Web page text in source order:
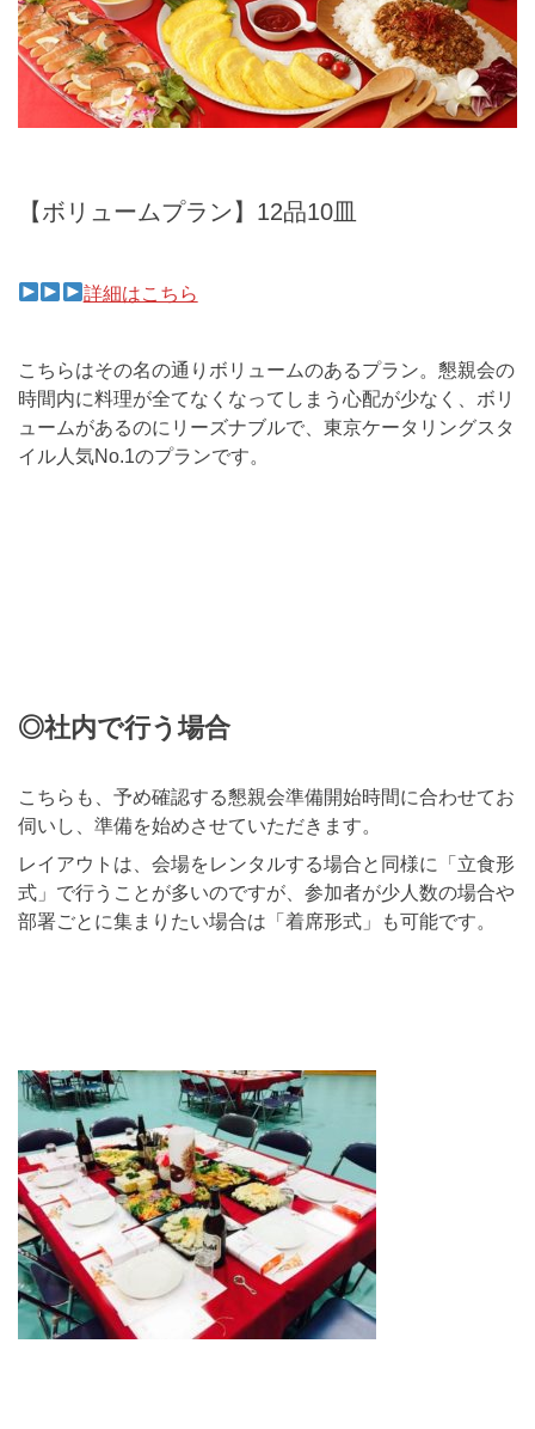
【ボリュームプラン】12品10皿
詳細はこちら
こちらはその名の通りボリュームのあるプラン。懇親会の
時間内に料理が全てなくなってしまう心配が少なく、ボリ
ュームがあるのにリーズナブルで、東京ケータリングスタ
イル人気No.1のプランです。
◎社内で行う場合
こちらも、予め確認する懇親会準備開始時間に合わせてお
伺いし、準備を始めさせていただきます。
レイアウトは、会場をレンタルする場合と同様に「立食形
式」で行うことが多いのですが、参加者が少人数の場合や
部署ごとに集まりたい場合は「着席形式」も可能です。